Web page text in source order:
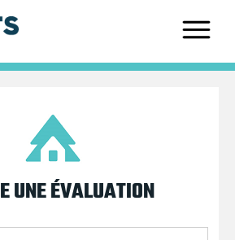
UNE ÉVALUATION